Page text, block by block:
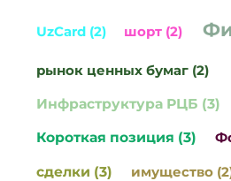
UzCard (2) шорт (2)
рынок ценных бумаг (2)
Инфраструктура РЦБ (3)
Короткая позиция (3)
сделки (3) имущество